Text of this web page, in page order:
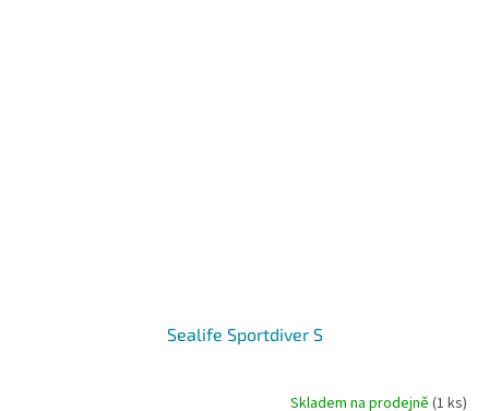
Sealife Sportdiver S
Skladem na prodejně (1 ks)